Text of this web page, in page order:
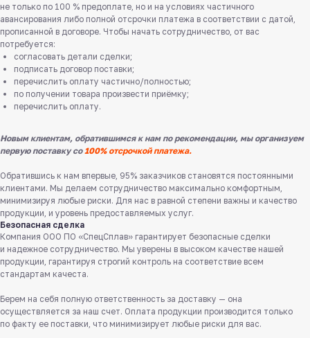
не только по 100 % предоплате, но и на условиях частичного
авансирования либо полной отсрочки платежа в соответствии с датой,
прописанной в договоре. Чтобы начать сотрудничество, от вас
потребуется:
согласовать детали сделки;
подписать договор поставки;
перечислить оплату частично/полностью;
по получении товара произвести приёмку;
перечислить оплату.
Новым клиентам, обратившимся к нам по рекомендации, мы организуем
первую поставку со100% отсрочкой платежа.
Обратившись к нам впервые, 95% заказчиков становятся постоянными
клиентами. Мы делаем сотрудничество максимально комфортным,
минимизируя любые риски. Для нас в равной степени важны и качество
продукции, и уровень предоставляемых услуг.
Безопасная сделка
Компания ООО ПО «СпецСплав» гарантирует безопасные сделки
и надежное сотрудничество. Мы уверены в высоком качестве нашей
продукции, гарантируя строгий контроль на соответствие всем
стандартам качеста.
Берем на себя полную ответственность за доставку — она
осуществляется за наш счет. Оплата продукции производится только
по факту ее поставки, что минимизирует любые риски для вас.
Служба поддержки клиентов
Работаем ежедневно с 8:00 до 18:00